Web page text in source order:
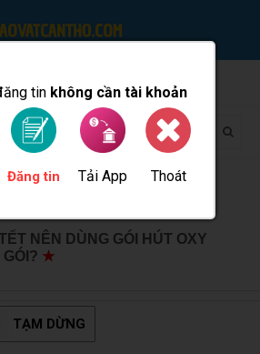
tin không cần tài khoản
Đăng tin Tải App Thoát
NÊN DÙNG GÓI HÚT OXY
★
TẠM DỪNG